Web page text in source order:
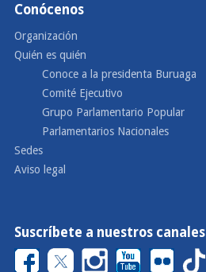
Conócenos
Organización
Quién es quién
Conoce a la presidenta Buruaga
Comité Ejecutivo
Grupo Parlamentario Popular
Parlamentarios Nacionales
Sedes
Aviso legal
Suscríbete a nuestros canales